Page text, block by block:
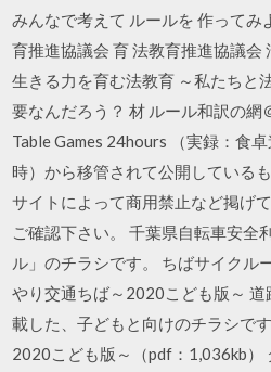
みんなで考えて ルールを 作ってみ
育推進協議会 育 法教育推進協議会
生きる力を育む法教育 ～私たちと
要なんだろう？ 材 ルール和訳の網
Table Games 24hours （実録：食
時）から移管されて公開している
サイトによって商用禁止など掲げ
ご確認下さい。 千葉県自転車安全
ル」のチラシです。 ちばサイクル
やり交通ちば～2020こども版～
載した、子どもと向けのチラシで
2020こども版～（pdf：1,036kb）